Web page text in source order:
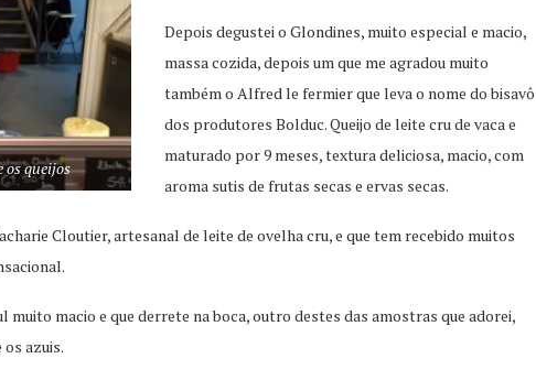
os queijos
Depois degustei o Glondines, muito especial e macio,
massa cozida, depois um que me agradou muito
também o Alfred le fermier que leva o nome do bisavô
dos produtores Bolduc. Queijo de leite cru de vaca e
maturado por 9 meses, textura deliciosa, macio, com
aroma sutis de frutas secas e ervas secas.
Cloutier, artesanal de leite de ovelha cru, e que tem recebido muitos
macio e que derrete na boca, outro destes das amostras que adorei,
azuis.